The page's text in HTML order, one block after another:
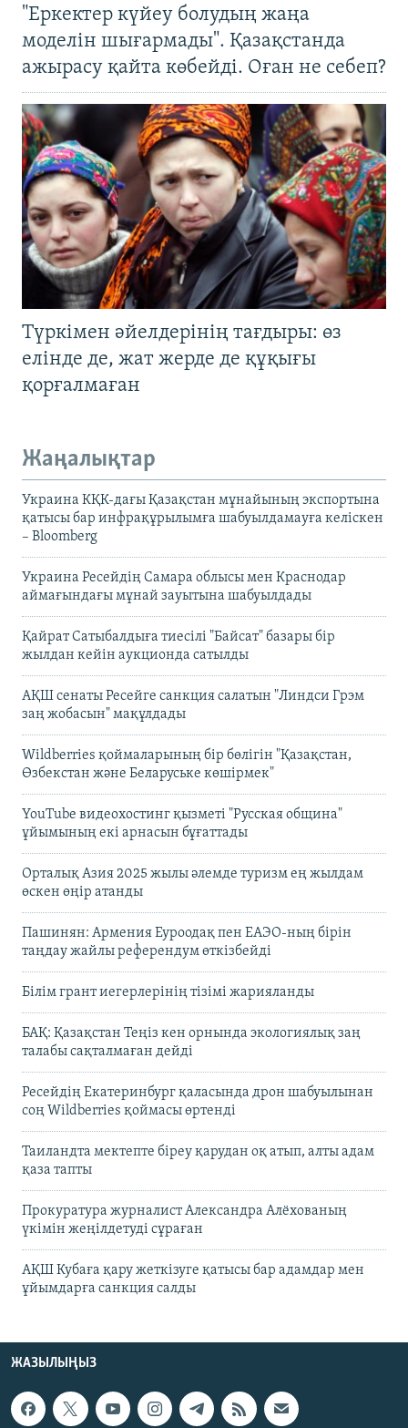
"Еркектер күйеу болудың жаңа
моделін шығармады". Қазақстанда
ажырасу қайта көбейді. Оған не себеп?
Түркімен әйелдерінің тағдыры: өз
елінде де, жат жерде де құқығы
қорғалмаған
Жаңалықтар
Украина КҚК-дағы Қазақстан мұнайының экспортына
қатысы бар инфрақұрылымға шабуылдамауға келіскен
– Bloomberg
Украина Ресейдің Самара облысы мен Краснодар
аймағындағы мұнай зауытына шабуылдады
Қайрат Сатыбалдыға тиесілі "Байсат" базары бір
жылдан кейін аукционда сатылды
АҚШ сенаты Ресейге санкция салатын "Линдси Грэм
заң жобасын" мақұлдады
Wildberries қоймаларының бір бөлігін "Қазақстан,
Өзбекстан және Беларуське көшірмек"
YouTube видеохостинг қызметі "Русская община"
ұйымының екі арнасын бұғаттады
Орталық Азия 2025 жылы әлемде туризм ең жылдам
өскен өңір атанды
Пашинян: Армения Еуроодақ пен ЕАЭО-ның бірін
таңдау жайлы референдум өткізбейді
Білім грант иегерлерінің тізімі жарияланды
БАҚ: Қазақстан Теңіз кен орнында экологиялық заң
талабы сақталмаған дейді
Ресейдің Екатеринбург қаласында дрон шабуылынан
соң Wildberries қоймасы өртенді
Таиландта мектепте біреу қарудан оқ атып, алты адам
қаза тапты
Прокуратура журналист Александра Алёхованың
үкімін жеңілдетуді сұраған
АҚШ Кубаға қару жеткізуге қатысы бар адамдар мен
ұйымдарға санкция салды
ЖАЗЫЛЫҢЫЗ